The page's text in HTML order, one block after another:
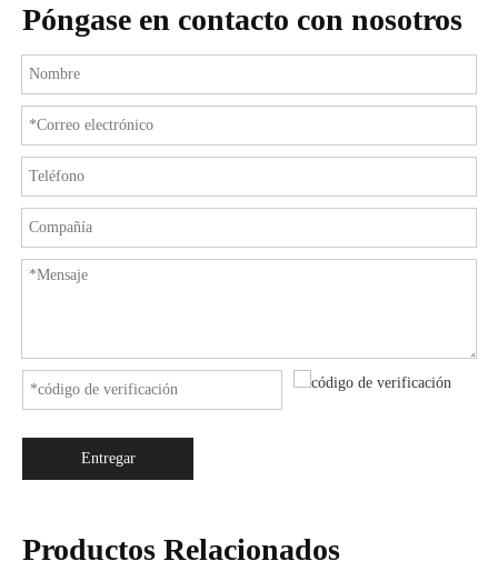
Póngase en contacto con nosotros
Entregar
Productos Relacionados